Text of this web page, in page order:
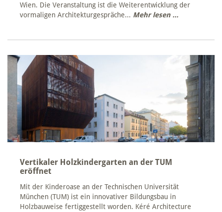
Wien. Die Veranstaltung ist die Weiterentwicklung der
vormaligen Architekturgespräche... Mehr lesen ...
Vertikaler Holzkindergarten an der TUM
eröffnet
Mit der Kinderoase an der Technischen Universität
München (TUM) ist ein innovativer Bildungsbau in
Holzbauweise fertiggestellt worden. Kéré Architecture